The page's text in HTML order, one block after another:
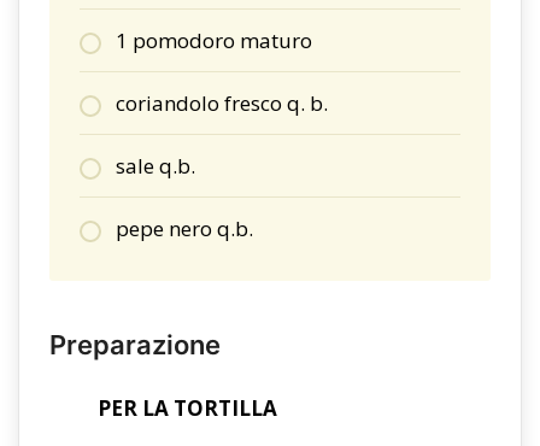
1 pomodoro maturo
coriandolo fresco q. b.
sale q.b.
pepe nero q.b.
Preparazione
PER LA TORTILLA